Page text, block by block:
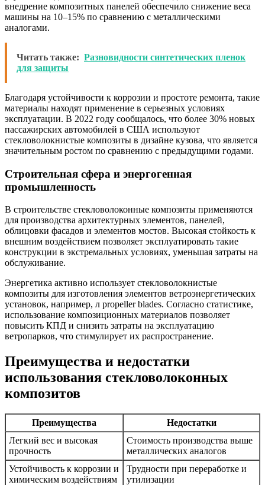
внедрение композитных панелей обеспечило снижение веса
машины на 10–15% по сравнению с металлическими
аналогами.
Читать также: Разновидности синтетических пленок
для защиты
Благодаря устойчивости к коррозии и простоте ремонта, такие
материалы находят применение в серьезных условиях
эксплуатации. В 2022 году сообщалось, что более 30% новых
пассажирских автомобилей в США используют
стекловолокнистые композиты в дизайне кузова, что является
значительным ростом по сравнению с предыдущими годами.
Строительная сфера и энергогенная
промышленность
В строительстве стекловолоконные композиты применяются
для производства архитектурных элементов, панелей,
облицовки фасадов и элементов мостов. Высокая стойкость к
внешним воздействием позволяет эксплуатировать такие
конструкции в экстремальных условиях, уменьшая затраты на
обслуживание.
Энергетика активно использует стекловолокнистые
композиты для изготовления элементов ветроэнергетических
установок, например, л propeller blades. Согласно статистике,
использование композиционных материалов позволяет
повысить КПД и снизить затраты на эксплуатацию
ветропарков, что стимулирует их распространение.
Преимущества и недостатки
использования стекловолоконных
композитов
Преимущества
Недостатки
Легкий вес и высокая
прочность
Стоимость производства выше
металлических аналогов
Устойчивость к коррозии и
химическим воздействиям
Трудности при переработке и
утилизации